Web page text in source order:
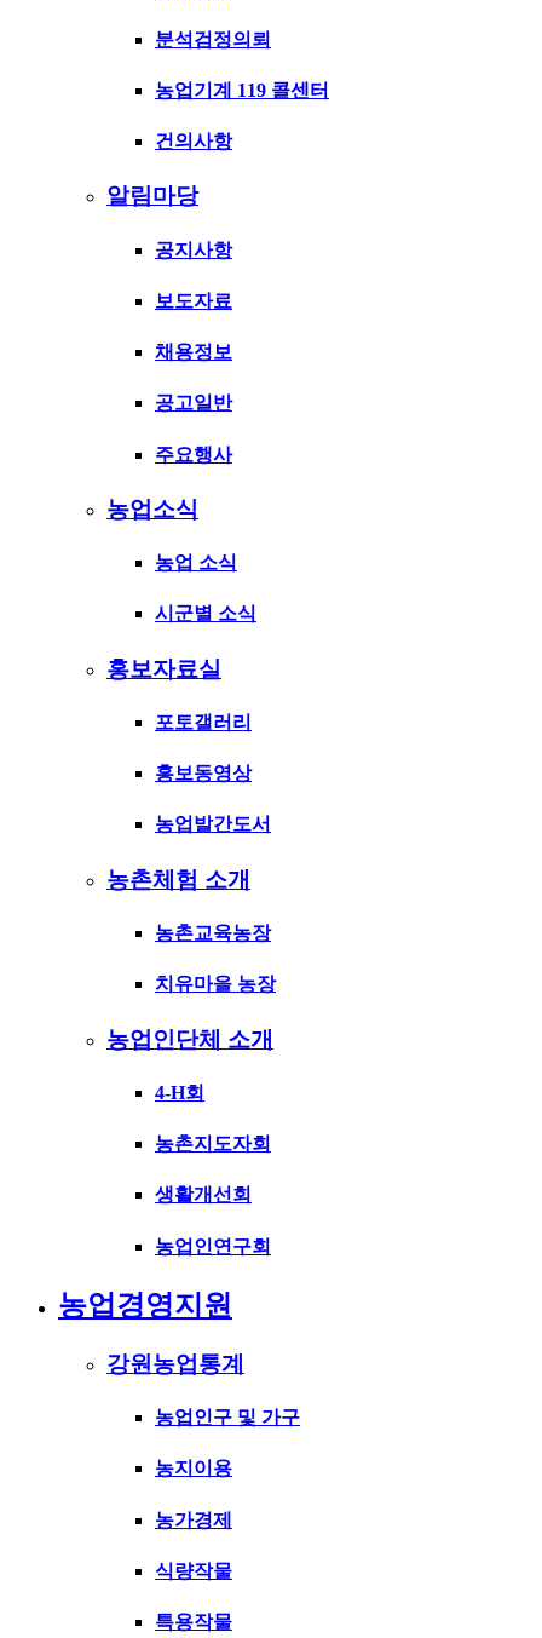
분석검정의뢰
농업기계 119 콜센터
건의사항
알림마당
공지사항
보도자료
채용정보
공고일반
주요행사
농업소식
농업 소식
시군별 소식
홍보자료실
포토갤러리
홍보동영상
농업발간도서
농촌체험 소개
농촌교육농장
치유마을 농장
농업인단체 소개
4-H회
농촌지도자회
생활개선회
농업인연구회
농업경영지원
강원농업통계
농업인구 및 가구
농지이용
농가경제
식량작물
특용작물